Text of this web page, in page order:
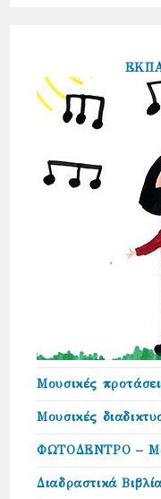
Μουσικές
Μουσικές
ΦΩΤΟΔΕΝΤΡΟ –
Διαδραστικά